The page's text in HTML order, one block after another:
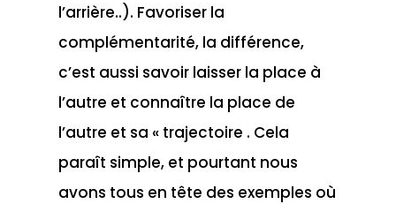
l’arrière..). Favoriser la
complémentarité, la différence,
c’est aussi savoir laisser la place à
l’autre et connaître la place de
l’autre et sa « trajectoire . Cela
paraît simple, et pourtant nous
avons tous en tête des exemples où